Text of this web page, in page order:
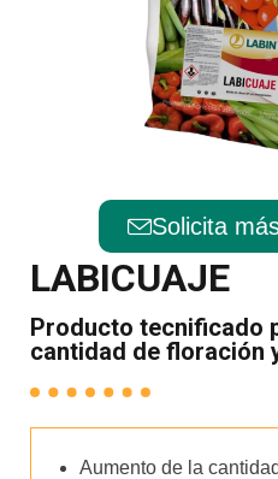
Solicita
LABICUAJE
Producto tecnificado
cantidad de floración
Aumento de la